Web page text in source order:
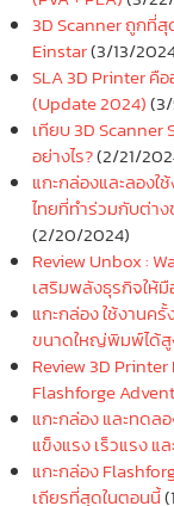
3D Scanner ถูกที่
Einstar(3/13/
SLA 3D Printer คือ
(Update 2024)
เทียบ 3D
อย่างไร?(2/21/
แกะกล่องและลองใ
ไทยที่ทำร่วมกับต่าง
(2/20/2024)
Review Unbox :
เสริมพลังธุรกิจให้
แกะกล่อง ใช้งานค
ขนาดใหญ่พิมพ์ได้สู
Review 3D
Flashforge
แกะกล่อง และทดล
แข็งแรง เร็วแรง แ
แกะกล่อง
เถียรที่สุดในตอนนี้